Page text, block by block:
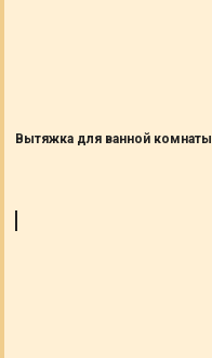
Вытяжка для ванной комнаты